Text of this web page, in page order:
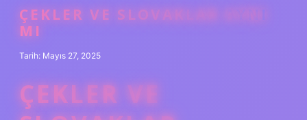
ÇEKLER VE SLOVAKLAR AYNI
MI
Tarih: Mayıs 27, 2025
ÇEKLER VE